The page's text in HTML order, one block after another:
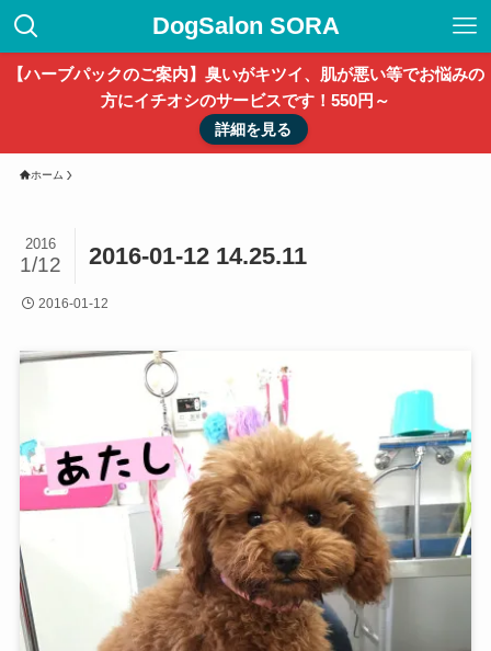
DogSalon SORA
【ハーブパックのご案内】臭いがキツイ、肌が悪い等でお悩みの
方にイチオシのサービスです！550円～
詳細を見る
ホーム
2016-01-12 14.25.11
2016
1/12
2016-01-12